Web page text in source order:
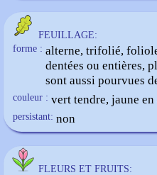
FEUILLAGE:
forme : alterne, trifolié,
dentées ou entières,
sont aussi pourvues
couleur : vert tendre, jaune en
persistant: non
FLEURS ET FRUITS: